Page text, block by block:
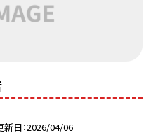
新日 2026/04/06